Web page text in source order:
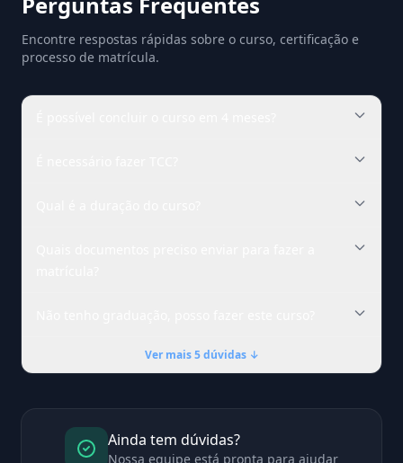
Encontre respostas rápidas sobre o curso, certificação e
processo de matrícula.
Ver mais 5 dúvidas ↓
Ainda tem dúvidas?
Nossa equipe está pronta para ajudar